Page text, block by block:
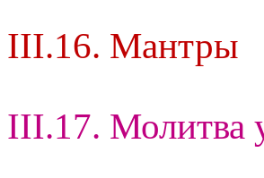
III.16. Мантры
III.17. Молитва